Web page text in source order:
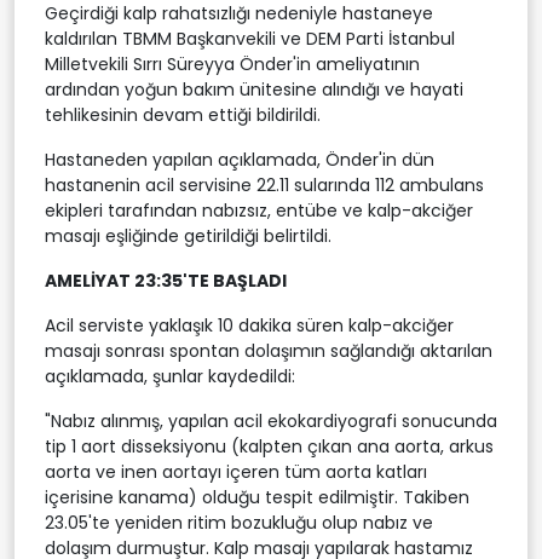
Geçirdiği kalp rahatsızlığı nedeniyle hastaneye
kaldırılan TBMM Başkanvekili ve DEM Parti İstanbul
Milletvekili Sırrı Süreyya Önder'in ameliyatının
ardından yoğun bakım ünitesine alındığı ve hayati
tehlikesinin devam ettiği bildirildi.
Hastaneden yapılan açıklamada, Önder'in dün
hastanenin acil servisine 22.11 sularında 112 ambulans
ekipleri tarafından nabızsız, entübe ve kalp-akciğer
masajı eşliğinde getirildiği belirtildi.
AMELİYAT 23:35'TE BAŞLADI
Acil serviste yaklaşık 10 dakika süren kalp-akciğer
masajı sonrası spontan dolaşımın sağlandığı aktarılan
açıklamada, şunlar kaydedildi:
"Nabız alınmış, yapılan acil ekokardiyografi sonucunda
tip 1 aort disseksiyonu (kalpten çıkan ana aorta, arkus
aorta ve inen aortayı içeren tüm aorta katları
içerisine kanama) olduğu tespit edilmiştir. Takiben
23.05'te yeniden ritim bozukluğu olup nabız ve
dolaşım durmuştur. Kalp masajı yapılarak hastamız